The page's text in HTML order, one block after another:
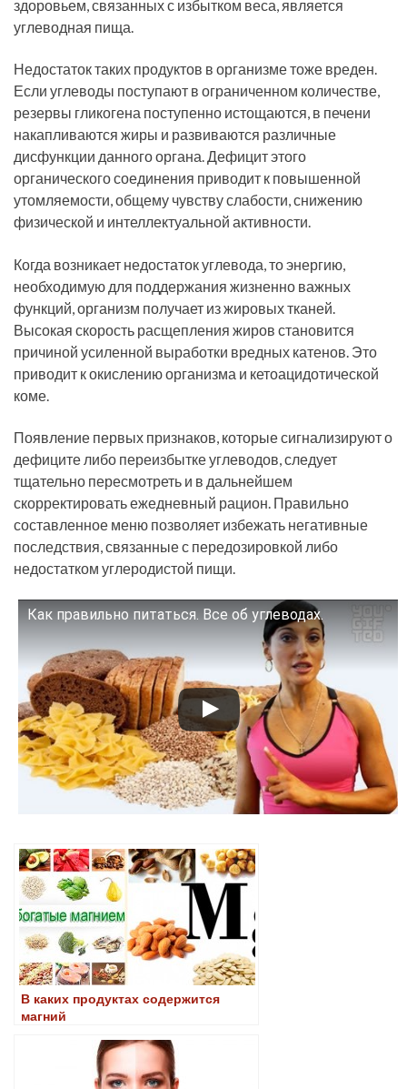
здоровьем, связанных с избытком веса, является
углеводная пища.
Недостаток таких продуктов в организме тоже вреден.
Если углеводы поступают в ограниченном количестве,
резервы гликогена поступенно истощаются, в печени
накапливаются жиры и развиваются различные
дисфункции данного органа. Дефицит этого
органического соединения приводит к повышенной
утомляемости, общему чувству слабости, снижению
физической и интеллектуальной активности.
Когда возникает недостаток углевода, то энергию,
необходимую для поддержания жизненно важных
функций, организм получает из жировых тканей.
Высокая скорость расщепления жиров становится
причиной усиленной выработки вредных катенов. Это
приводит к окислению организма и кетоацидотической
коме.
Появление первых признаков, которые сигнализируют о
дефиците либо переизбытке углеводов, следует
тщательно пересмотреть и в дальнейшем
скорректировать ежедневный рацион. Правильно
составленное меню позволяет избежать негативные
последствия, связанные с передозировкой либо
недостатком углеродистой пищи.
Как правильно питаться. Все об углеводах.
Смотрите это видео на YouTube
В каких продуктах содержится
магний